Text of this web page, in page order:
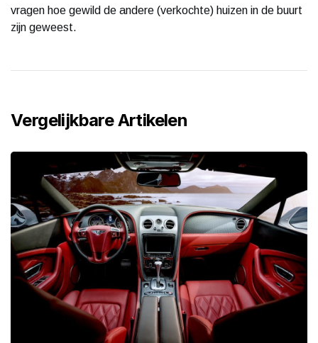
vragen hoe gewild de andere (verkochte) huizen in de buurt
zijn geweest.
Vergelijkbare Artikelen